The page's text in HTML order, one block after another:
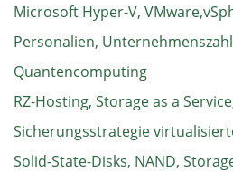
Microsoft Hyper-V,
Personalien,
Quantencomputing
RZ-Hosting, Storage as a
Sicherungsstrategie
Solid-State-Disks, NAND,